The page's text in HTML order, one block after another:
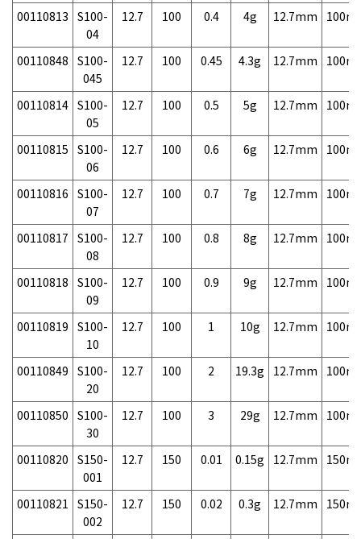
00110813 S100-
04
12.7 100 0.4 4g 12.7mm
00110848 S100-
045
12.7 100 0.45 4.3g 12.7mm
00110814 S100-
05
12.7 100 0.5 5g 12.7mm
00110815 S100-
06
12.7 100 0.6 6g 12.7mm
00110816 S100-
07
12.7 100 0.7 7g 12.7mm
00110817 S100-
08
12.7 100 0.8 8g 12.7mm
00110818 S100-
09
12.7 100 0.9 9g 12.7mm
00110819 S100-
10
12.7 100 1 10g 12.7mm
00110849 S100-
20
12.7 100 2 19.3g 12.7mm
00110850 S100-
30
12.7 100 3 29g 12.7mm
00110820 S150-
001
12.7 150 0.01 0.15g 12.7mm
00110821 S150-
002
12.7 150 0.02 0.3g 12.7mm